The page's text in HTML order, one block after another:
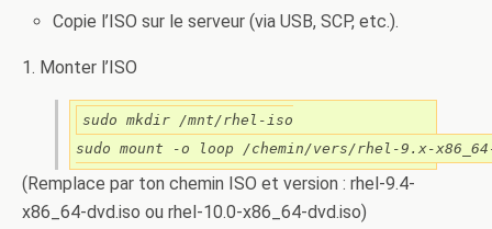
Copie l’ISO sur le serveur (via USB, SCP, etc.).
1. Monter l’ISO
sudo mkdir /mnt/rhel-iso
sudo mount -o loop /chemin/vers/rhel-9.x-
(Remplace par ton chemin ISO et version : rhel-9.4-
x86_64-dvd.iso ou rhel-10.0-x86_64-dvd.iso)